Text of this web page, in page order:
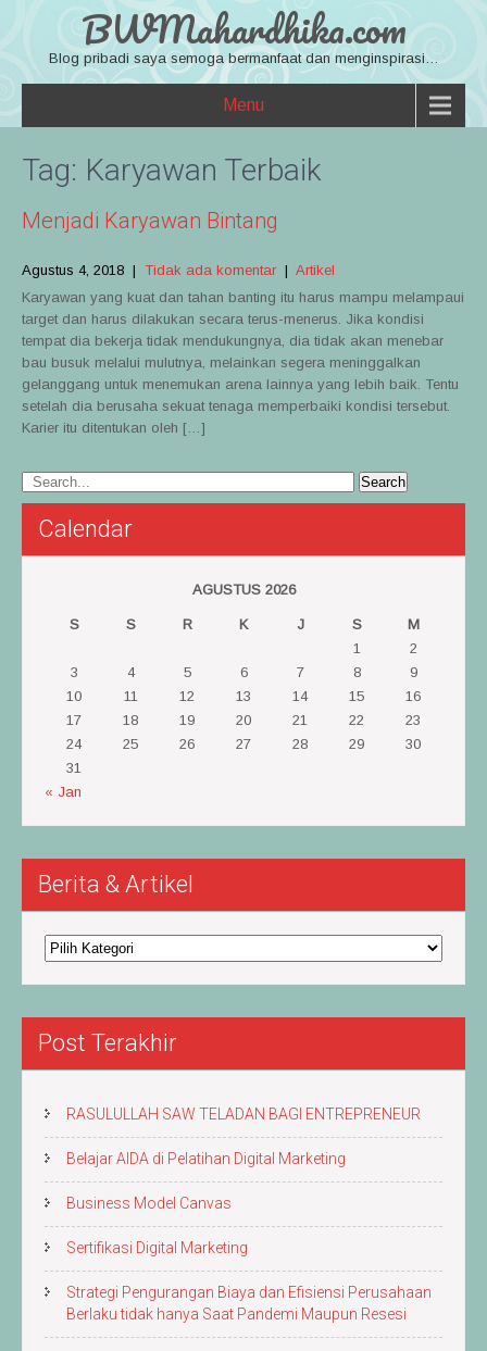
BWMahardhika.com
Blog pribadi saya semoga bermanfaat dan menginspirasi…
Menu
Tag: Karyawan Terbaik
Menjadi Karyawan Bintang
Agustus 4, 2018 | Tidak ada komentar | Artikel
Karyawan yang kuat dan tahan banting itu harus mampu melampaui
target dan harus dilakukan secara terus-menerus. Jika kondisi
tempat dia bekerja tidak mendukungnya, dia tidak akan menebar
bau busuk melalui mulutnya, melainkan segera meninggalkan
gelanggang untuk menemukan arena lainnya yang lebih baik. Tentu
setelah dia berusaha sekuat tenaga memperbaiki kondisi tersebut.
Karier itu ditentukan oleh […]
Calendar
AGUSTUS 2026
S S R K J S
M
1
2
3
4 5 6 7 8
9
10
11 12 13 14 15
16
17
18 19 20 21 22
23
24
25 26 27 28 29
30
31
« Jan
Berita & Artikel
Berita
&
Artikel
Post Terakhir
RASULULLAH SAW TELADAN BAGI ENTREPRENEUR
Belajar AIDA di Pelatihan Digital Marketing
Business Model Canvas
Sertifikasi Digital Marketing
Strategi Pengurangan Biaya dan Efisiensi Perusahaan
Berlaku tidak hanya Saat Pandemi Maupun Resesi